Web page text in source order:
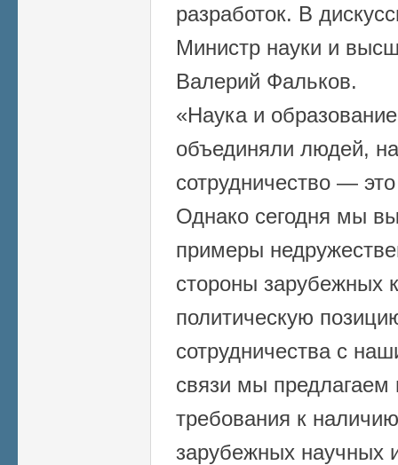
разработок. В
Министр науки и
Валерий Фальков.
«Наука и
объединяли людей,
сотрудничество —
Однако сегодня мы
примеры
стороны зарубежных
политическую
сотрудничества с
связи мы предлагаем
требования к
зарубежных научных